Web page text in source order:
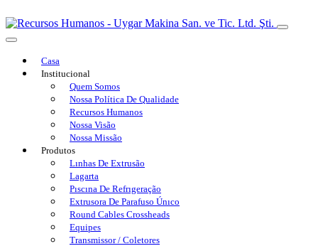
Casa
Institucional
Quem Somos
Nossa Política De Qualidade
Recursos Humanos
Nossa Visão
Nossa Missão
Produtos
Lınhas De Extrusão
Lagarta
Pıscına De Refrıgeração
Extrusora De Parafuso Únıco
Round Cables Crossheads
Equipes
Transmissor / Coletores